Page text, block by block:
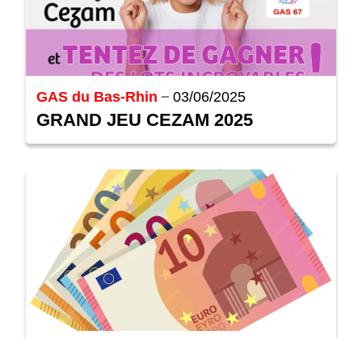
GAS du Bas-Rhin 03/06/2025
GRAND JEU CEZAM 2025